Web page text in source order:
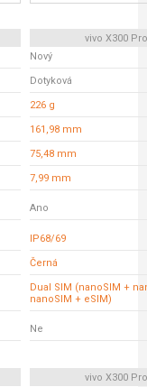
vivo X300 Pro
Nový
Dotyková
226 g
161,98 mm
75,48 mm
7,99 mm
Ano
IP68/69
Černá
Dual SIM (nanoSIM +
nanoSIM + eSIM)
Ne
vivo X300 Pro